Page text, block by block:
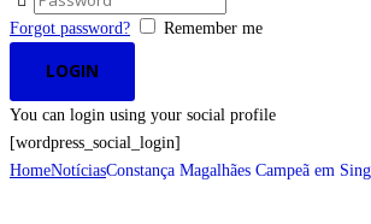
Forgot password? Remember me
You can login using your social profile
[wordpress_social_login]
HomeNotíciasConstança Magalhães Campeã em